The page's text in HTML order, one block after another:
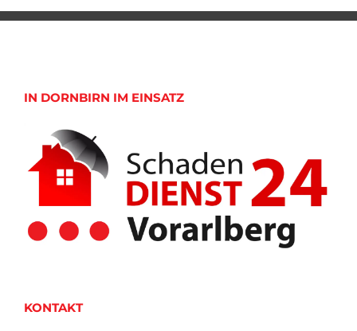
IN DORNBIRN IM EINSATZ
KONTAKT